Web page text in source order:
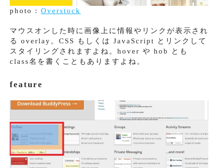
photo : Overstock
マウスオンした時に画像上に情報やリンクが表示され
る overlay。CSS もしくは JavaScript とリンクして
スタイリングされますよね。hover や hob とも
class名を書くこともありますよね。
feature